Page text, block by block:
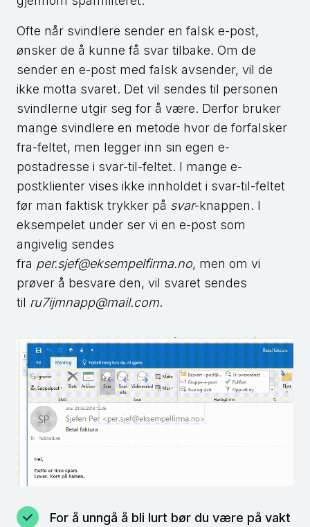
Ofte når svindlere sender en falsk e-post,
ønsker de å kunne få svar tilbake. Om de
sender en e-post med falsk avsender, vil de
ikke motta svaret. Det vil sendes til personen
svindlerne utgir seg for å være. Derfor bruker
mange svindlere en metode hvor de forfalsker
fra-feltet, men legger inn sin egen e-
postadresse i svar-til-feltet. I mange e-
postklienter vises ikke innholdet i svar-til-feltet
før man faktisk trykker på svar-knappen. I
eksempelet under ser vi en e-post som
angivelig sendes
fra per.sjef@eksempelfirma.no, men om vi
prøver å besvare den, vil svaret sendes
til ru7ijmnapp@mail.com.
For å unngå å bli lurt bør du være på vakt